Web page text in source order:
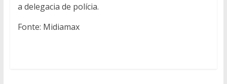
a delegacia de polícia.
Fonte: Midiamax